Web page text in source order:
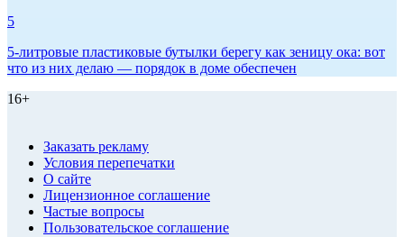
5
5-литровые пластиковые бутылки берегу как зеницу ока: вот
что из них делаю — порядок в доме обеспечен
16+
Заказать рекламу
Условия перепечатки
О сайте
Лицензионное соглашение
Частые вопросы
Пользовательское соглашение